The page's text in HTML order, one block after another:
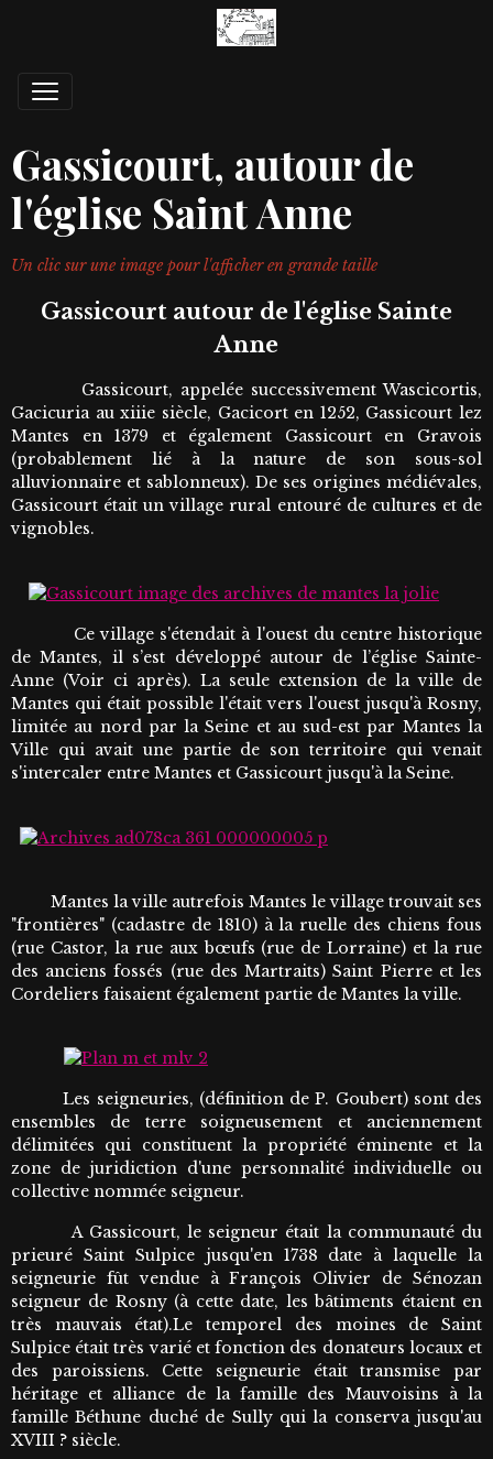
Gassicourt, autour de
l'église Saint Anne
Un clic sur une image pour l'afficher en grande taille
Gassicourt autour de l'église Sainte
Anne
Gassicourt, appelée successivement Wascicortis,
Gacicuria au xiiie siècle, Gacicort en 1252, Gassicourt lez
Mantes en 1379 et également Gassicourt en Gravois
(probablement lié à la nature de son sous-sol
alluvionnaire et sablonneux). De ses origines médiévales,
Gassicourt était un village rural entouré de cultures et de
vignobles.
Ce village s'étendait à l'ouest du centre historique
de Mantes, il s’est développé autour de l’église Sainte-
Anne (Voir ci après). La seule extension de la ville de
Mantes qui était possible l'était vers l'ouest jusqu'à Rosny,
limitée au nord par la Seine et au sud-est par Mantes la
Ville qui avait une partie de son territoire qui venait
s'intercaler entre Mantes et Gassicourt jusqu'à la Seine.
Mantes la ville autrefois Mantes le village trouvait ses
"frontières" (cadastre de 1810) à la ruelle des chiens fous
(rue Castor, la rue aux bœufs (rue de Lorraine) et la rue
des anciens fossés (rue des Martraits) Saint Pierre et les
Cordeliers faisaient également partie de Mantes la ville.
Les seigneuries, (définition de P. Goubert) sont des
ensembles de terre soigneusement et anciennement
délimitées qui constituent la propriété éminente et la
zone de juridiction d'une personnalité individuelle ou
collective nommée seigneur.
A Gassicourt, le seigneur était la communauté du
prieuré Saint Sulpice jusqu'en 1738 date à laquelle la
seigneurie fût vendue à François Olivier de Sénozan
seigneur de Rosny (à cette date, les bâtiments étaient en
très mauvais état).Le temporel des moines de Saint
Sulpice était très varié et fonction des donateurs locaux et
des paroissiens. Cette seigneurie était transmise par
héritage et alliance de la famille des Mauvoisins à la
famille Béthune duché de Sully qui la conserva jusqu'au
XVIII ? siècle.